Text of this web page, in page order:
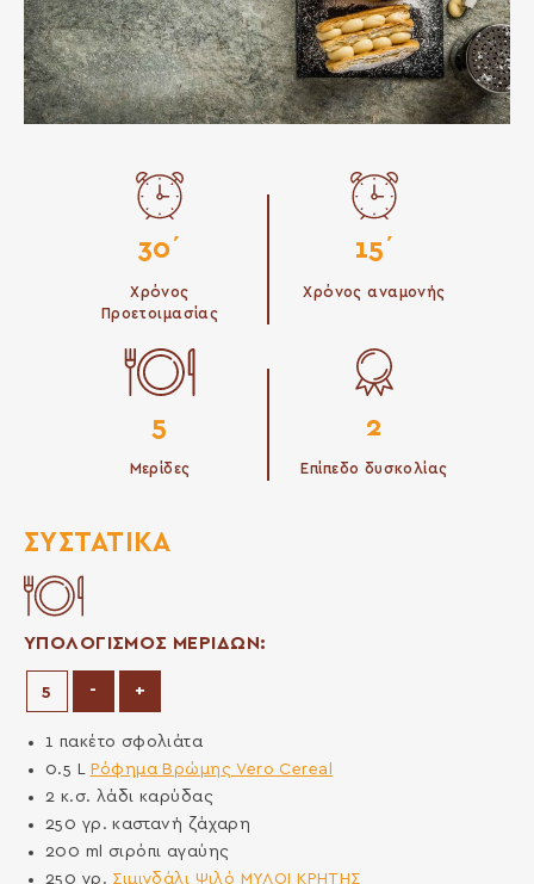
30΄
Χρόνος
Προετοιμασίας
15΄
Χρόνος αναμονής
5
Μερίδες
2
Επίπεδο δυσκολίας
ΣΥΣΤΑΤΙΚΆ
ΥΠΟΛΟΓΙΣΜΟΣ ΜΕΡΙΔΩΝ:
- Μείωση μερίδων
+Αύξηση μερίδων
1 πακέτο σφολιάτα
0.5 L Ρόφημα Βρώμης Vero Cereal
2 κ.σ. λάδι καρύδας
250 γρ.καστανή ζάχαρη
200 ml σιρόπι αγαύης
250 γρ. Σιμιγδάλι Ψιλό ΜΥΛΟΙ ΚΡΗΤΗΣ